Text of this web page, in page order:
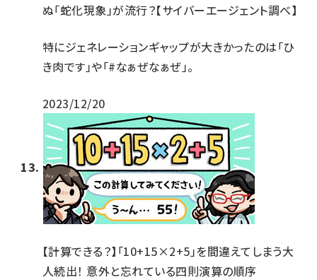
ぬ「蛇化現象」が流行？【サイバーエージェント調べ】
特にジェネレーションギャップが大きかったのは「ひ
き肉です」や「#なぁぜなぁぜ」。
2023/12/20
【計算できる？】「10+15×2+5」を間違えてしまう大
人続出！ 意外と忘れている四則演算の順序